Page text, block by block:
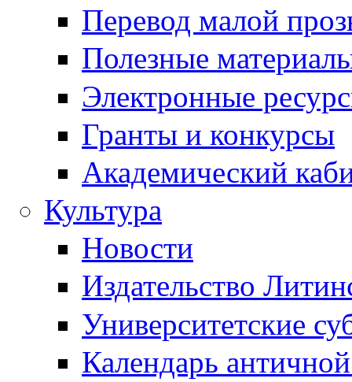
Перевод малой
Полезные
Электронные
Гранты и конкурсы
Академический
Культура
Новости
Издательство
Университетские
Календарь